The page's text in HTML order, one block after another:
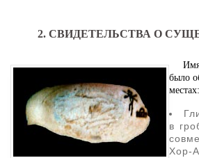
2. СВИДЕТЕЛЬСТВА О
было
местах:
в
Хор-